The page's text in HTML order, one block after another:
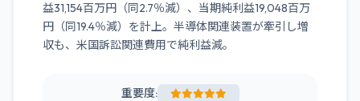
益31,154百万円（同2.7％減）、当期純利益19,048百万
円（同19.4％減）を計上。半導体関連装置が牽引し増
収も、米国訴訟関連費用で純利益減。
重要度: